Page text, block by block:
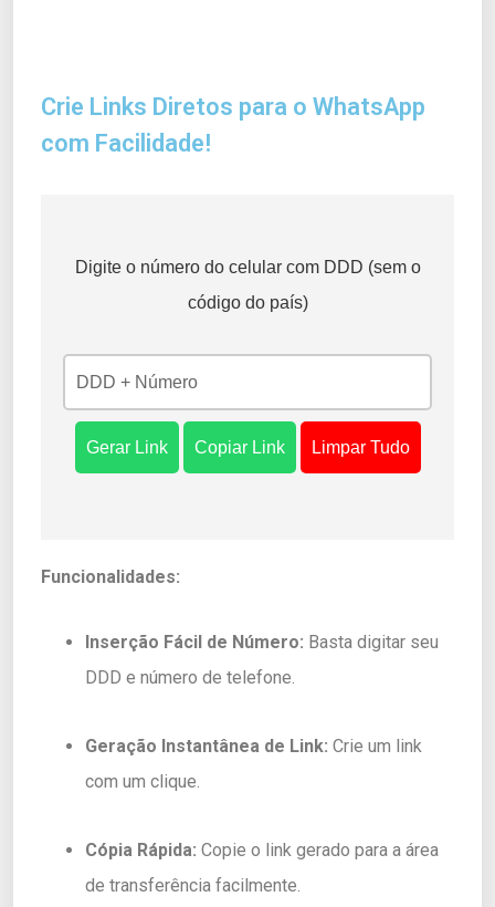
Crie Links Diretos para o WhatsApp
com Facilidade!
Digite o número do celular com DDD (sem o
código do país)
Gerar Link Copiar Link Limpar Tudo
Funcionalidades:
Inserção Fácil de Número: Basta digitar seu
DDD e número de telefone.
Geração Instantânea de Link: Crie um link
com um clique.
Cópia Rápida: Copie o link gerado para a área
de transferência facilmente.